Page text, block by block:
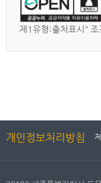
제1유형:출처표시" 조
개인정보처리방침